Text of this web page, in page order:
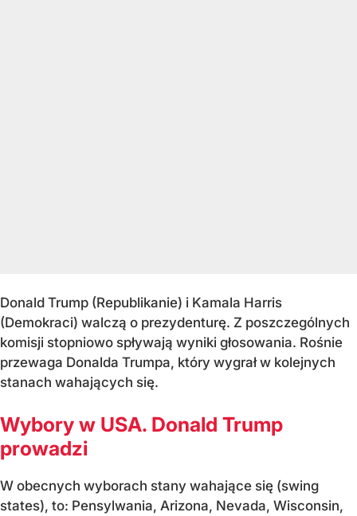
Donald Trump (Republikanie) i Kamala Harris
(Demokraci) walczą o prezydenturę. Z poszczególnych
komisji stopniowo spływają wyniki głosowania. Rośnie
przewaga Donalda Trumpa, który wygrał w kolejnych
stanach wahających się.
Wybory w USA. Donald Trump
prowadzi
W obecnych wyborach stany wahające się (swing
states), to: Pensylwania, Arizona, Nevada, Wisconsin,